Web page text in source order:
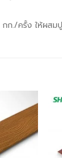
./ครั้ง ให้ผสมปู